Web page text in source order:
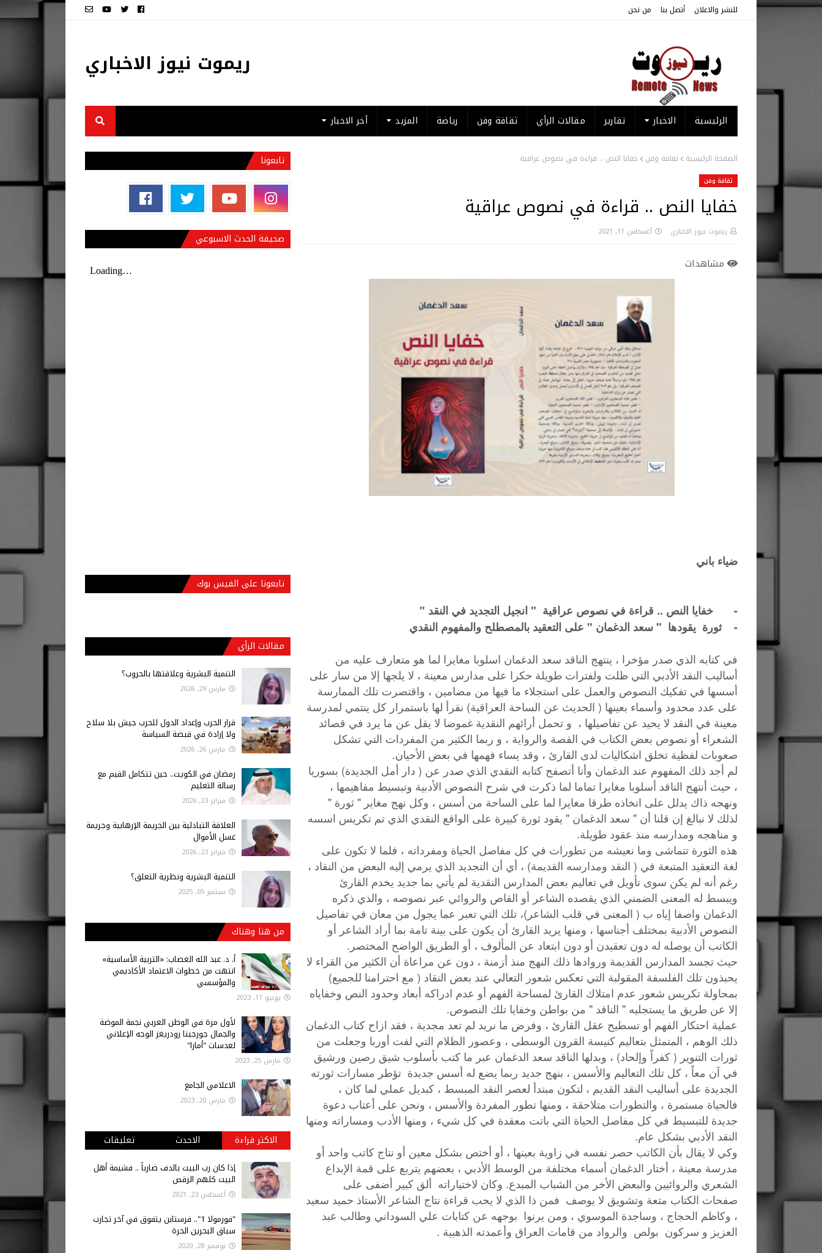
للنشر والاعلان أتصل بنا من نحن
ريموت نيوز الاخباري
الرئيسية الاخبار تقارير مقالات الرأي ثقافة وفن رياضة المزيد أخر الاخبار
الصفحة الرئيسية ثقافة وفن خفايا النص .. قراءة في نصوص عراقية
ثقافة وفن
خفايا النص .. قراءة في نصوص عراقية
ريموت نيوز الاخباري أغسطس 11, 2021
مشاهدات
ضياء باني
-
خفايا النص .. قراءة في نصوص عراقية " انجيل التجديد في النقد "
- ثورة يقودها " سعد الدغمان " على التعقيد بالمصطلح والمفهوم النقدي
في كتابه الذي صدر مؤخرا ، ينتهج الناقد سعد الدغمان اسلوبا مغايرا لما هو متعارف عليه من
أساليب النقد الأدبي التي ظلت ولفترات طويلة حكرا على مدارس معينة ، لا يلجها إلا من سار على
أسسها في تفكيك النصوص والعمل على استجلاء ما فيها من مضامين ، واقتصرت تلك الممارسة
على عدد محدود وأسماء بعينها ( الحديث عن الساحة العراقية) نقرأ لها باستمرار كل ينتمي لمدرسة
معينة في النقد لا يحيد عن تفاصيلها ، و تحمل أرائهم النقدية غموضا لا يقل عن ما يرد في قصائد
الشعراء أو نصوص بعض الكتاب في القصة والرواية ، و ربما الكثير من المفردات التي تشكل
صعوبات لفظية تخلق اشكاليات لدى القارئ ، وقد يساء فهمها في بعض الأحيان.
لم أجد ذلك المفهوم عند الدغمان وأنا أتصفح كتابه النقدي الذي صدر عن ( دار أمل الجديدة) بسوريا
، حيث أنتهج الناقد أسلوبا مغايرا تماما لما ذكرت في شرح النصوص الأدبية وتبسيط مفاهيمها ،
ونهجه ذاك يدلل على اتخاذه طرقا مغايرا لما على الساحة من أسس ، وكل نهج مغاير " ثورة "
لذلك لا نبالغ إن قلنا أن " سعد الدغمان " يقود ثورة كبيرة على الواقع النقدي الذي تم تكريس اسسه
و مناهجه ومدارسه منذ عقود طويلة.
هذه الثورة تتماشى وما نعيشه من تطورات في كل مفاصل الحياة ومفرداته ، فلما لا تكون على
لغة التعقيد المتبعة في ( النقد ومدارسه القديمة) ، أي أن التجديد الذي يرمي إليه البعض من النقاد ،
رغم أنه لم يكن سوى تأويل في تعاليم بعض المدارس النقدية لم يأتي بما جديد يخدم القارئ
ويبسط له المعنى الضمني الذي يقصده الشاعر أو القاص والروائي عبر نصوصه ، والذي ذكره
الدغمان واصفا إياه ب ( المعنى في قلب الشاعر)، تلك التي تعبر عما يجول من معان في تفاصيل
النصوص الأدبية بمختلف أجناسها ، ومنها يريد القارئ أن يكون على بينة تامة بما أراد الشاعر أو
الكاتب أن يوصله له دون تعقيدن أو دون ابتعاد عن المألوف ، أو الطريق الواضح المختصر.
حيث تجسد المدارس القديمة وروادها ذلك النهج منذ أزمنة ، دون عن مراعاة أن الكثير من القراء لا
يحبذون تلك الفلسفة المقولبة التي تعكس شعور التعالي عند بعض النقاد ( مع احترامنا للجميع)
بمحاولة تكريس شعور عدم امتلاك القارئ لمساحة الفهم أو عدم ادراكه أبعاد وحدود النص وخفاياه
إلا عن طريق ما يستجليه " الناقد " من بواطن وخفايا تلك النصوص.
عملية احتكار الفهم أو تسطيح عقل القارئ ، وفرض ما نريد لم تعد مجدية ، فقد ازاح كتاب الدغمان
ذلك الوهم ، المتمثل بتعاليم كنيسة القرون الوسطى ، وعصور الظلام التي لفت أوربا وجعلت من
ثورات التنوير ( كفراً وإلحاد) ، وبدلها الناقد سعد الدغمان عبر ما كتب بأسلوب شيق رصين ورشيق
في آن معاً ، كل تلك التعاليم والأسس ، بنهج جديد ربما يضع له أسس جديدة تؤطر مسارات ثورته
الجديدة على أساليب النقد القديم ، لتكون مبتدأ لعصر النقد المبسط ، كبديل عملي لما كان ،
فالحياة مستمرة ، والتطورات متلاحقة ، ومنها تطور المفردة والأسس ، ونحن على أعتاب دعوة
جديدة للتبسيط في كل مفاصل الحياة التي باتت معقدة في كل شيء ، ومنها الأدب ومساراته ومنها
النقد الأدبي بشكل عام.
وكي لا يقال بأن الكاتب حصر نفسه في زاوية بعينها ، أو أختص بشكل معين أو نتاج كاتب واحد أو
مدرسة معينة ، أختار الدغمان أسماء مختلفة من الوسط الأدبي ، بعضهم يتربع على قمة الإبداع
الشعري والروائيين والبعض الأخر من الشباب المبدع. وكان لاختياراته ألق كبير أضفى على
صفحات الكتاب متعة وتشويق لا يوصف فمن ذا الذي لا يحب قراءة نتاج الشاعر الأستاذ حميد سعيد
، وكاظم الحجاج ، وساجدة الموسوي ، ومن يرنوا بوجهه عن كتابات علي السوداني وطالب عبد
العزيز و سركون بولص والرواد من قامات العراق وأعمدته الذهبية .
تابعونا
صحيفة الحدث الاسبوعي
تابعونا على الفيس بوك
مقالات الرأي
التنمية البشرية وعلاقتها بالحروب؟
مارس 29, 2026
قرار الحرب وإعداد الدول للحرب جيش بلا سلاح
ولا إرادة في قبضة السياسة
مارس 26, 2026
رمضان في الكويت.. حين تتكامل القيم مع
رسالة التعليم
فبراير 23, 2026
العلاقة التبادلية بين الجريمة الإرهابية وجريمة
غسل الأموال
فبراير 23, 2026
التنمية البشرية ونظرية التعلق؟
سبتمبر 05, 2025
من هنا وهناك
أ‌. د. عبد الله الغصاب: «التربية الأساسية»
انتهت من خطوات الاعتماد الأكاديمي
والمؤسسي
يونيو 11, 2023
لأول مرة في الوطن العربي نجمة الموضة
والجمال جورجينا رودريغز الوجه الإعلاني
لعدسات "أمارا"
مارس 25, 2023
الاعلامي الجامع
مارس 20, 2023
الاكثر قراءة الاحدث تعليقات
إذا كان رب البيت بالدف ضارباً .. فشيمة أهل
البيت كلهم الرقص
أغسطس 23, 2021
"فورمولا 1".. فرستابن يتفوق في آخر تجارب
سباق البحرين الحرة
نوفمبر 28, 2020